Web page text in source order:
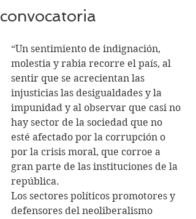
convocatoria
“Un sentimiento de indignación,
molestia y rabia recorre el país, al
sentir que se acrecientan las
injusticias las desigualdades y la
impunidad y al observar que casi no
hay sector de la sociedad que no
esté afectado por la corrupción o
por la crisis moral, que corroe a
gran parte de las instituciones de la
república.
Los sectores políticos promotores y
defensores del neoliberalismo